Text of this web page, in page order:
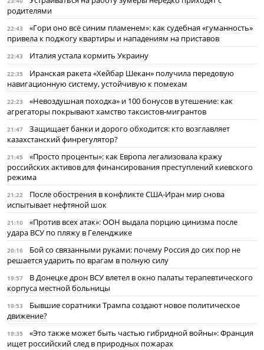
родителями
22:43
«Гори оно всё синим пламенем»: как судебная «гуманность»
привела к поджогу квартиры и нападениям на приставов
22:43 Италия устала кормить Украину
22:35
Иранская ракета «Хейбар Шекан» получила передовую
навигационную систему, устойчивую к помехам
22:23
«Невоздушная походка» и 100 бонусов в утешение: как
агрегаторы покрывают хамство таксистов-мигрантов
21:47
Защищает банки и дорого обходится: кто возглавляет
казахстанский финрегулятор?
21:45
«Просто проценты»: как Европа легализовала кражу
российских активов для финансирования преступлений киевского
режима
21:22
После обострения в конфликте США-Иран мир снова
испытывает нефтяной шок
21:10
«Против всех атак»: ООН выдала порцию цинизма после
удара ВСУ по пляжу в Геленджике
20:16
Бой со связанными руками: почему Россия до сих пор не
решается ударить по врагам в полную силу
19:57
В Донецке дрон ВСУ влетел в окно палаты терапевтического
корпуса местной больницы
19:53
Бывшие соратники Трампа создают новое политическое
движение?
19:35
«Это также может быть частью гибридной войны»: Франция
ищет российский след в природных пожарах